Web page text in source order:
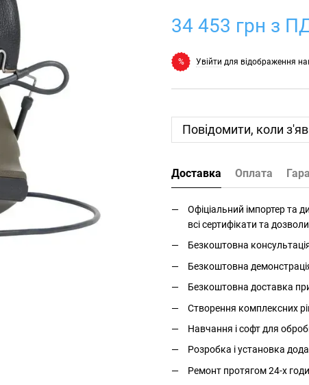
34 453 грн з
% Увійти для відображення
Повідомити, коли
Доставка Оплата
Офіціальний імпортер та
всі сертифікати та
Безкоштовна
Безкоштовна
Безкоштовна доставка
Створення комплексних
Навчання і софт для
Розробка і установка
Ремонт протягом 24-х